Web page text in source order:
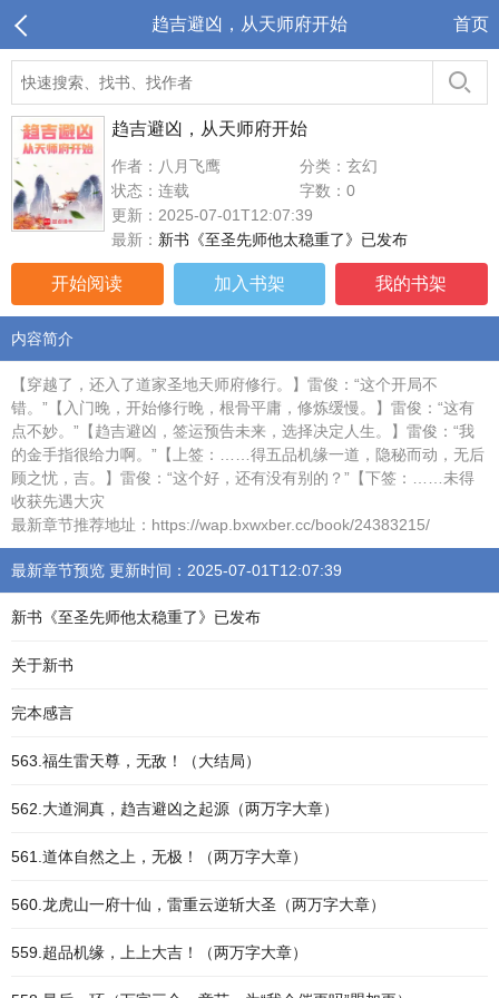
趋吉避凶，从天师府开始 首页
趋吉避凶，从天师府开始
作者：八月飞鹰
分类：玄幻
状态：连载
字数：0
更新：2025-07-01T12:07:39
最新： 新书《至圣先师他太稳重了》已发布
开始阅读 加入书架 我的书架
内容简介
【穿越了，还入了道家圣地天师府修行。】雷俊：“这个开局不
错。”【入门晚，开始修行晚，根骨平庸，修炼缓慢。】雷俊：“这有
点不妙。”【趋吉避凶，签运预告未来，选择决定人生。】雷俊：“我
的金手指很给力啊。”【上签：……得五品机缘一道，隐秘而动，无后
顾之忧，吉。】雷俊：“这个好，还有没有别的？”【下签：……未得
收获先遇大灾
最新章节推荐地址：https://wap.bxwxber.cc/book/24383215/
最新章节预览 更新时间：2025-07-01T12:07:39
新书《至圣先师他太稳重了》已发布
关于新书
完本感言
563.福生雷天尊，无敌！（大结局）
562.大道洞真，趋吉避凶之起源（两万字大章）
561.道体自然之上，无极！（两万字大章）
560.龙虎山一府十仙，雷重云逆斩大圣（两万字大章）
559.超品机缘，上上大吉！（两万字大章）